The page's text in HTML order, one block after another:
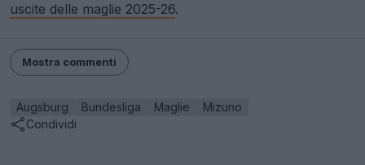
uscite delle maglie 2025-26.
Mostra commenti
Augsburg Bundesliga Maglie
Mizuno
Condividi